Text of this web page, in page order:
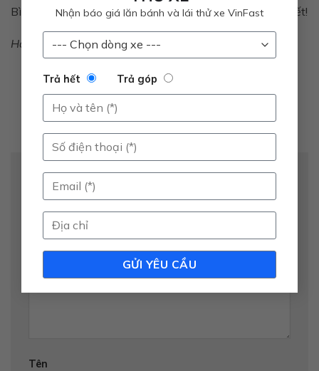
Nhận báo giá lăn bánh và lái thử xe VinFast
Trả hết Trả góp
Bình
0822.03.2525để được chăm sóc và tư vấn chi tiết!
Hân hạnh được phục vụ!
Để lại một bình luận
Email của bạn sẽ không được hiển thị công khai.
Các trường bắt buộc được đánh dấu
Bình luận*
Tên